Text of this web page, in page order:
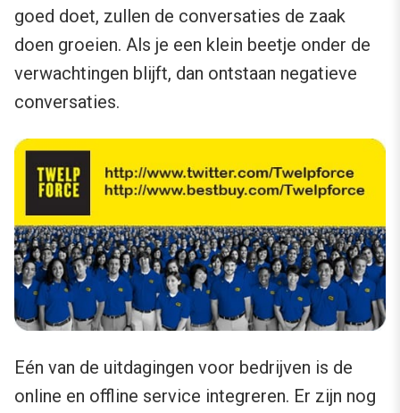
goed doet, zullen de conversaties de zaak
doen groeien. Als je een klein beetje onder de
verwachtingen blijft, dan ontstaan negatieve
conversaties.
Eén van de uitdagingen voor bedrijven is de
online en offline service integreren. Er zijn nog